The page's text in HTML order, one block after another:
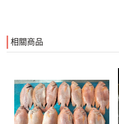
相關商品